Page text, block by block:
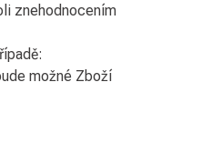
znehodnocením
možné Zboží